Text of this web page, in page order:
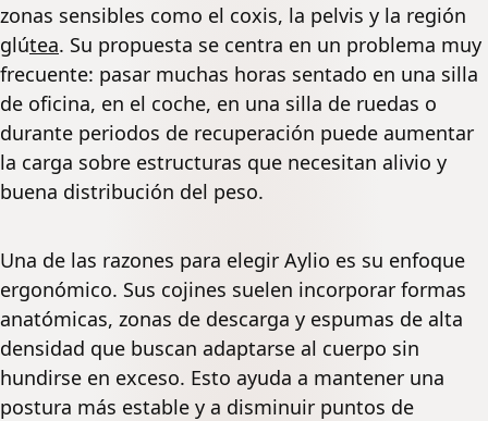
zonas sensibles como el coxis, la pelvis y la región
glútea. Su propuesta se centra en un problema muy
frecuente: pasar muchas horas sentado en una silla
de oficina, en el coche, en una silla de ruedas o
durante periodos de recuperación puede aumentar
la carga sobre estructuras que necesitan alivio y
buena distribución del peso.
Una de las razones para elegir Aylio es su enfoque
ergonómico. Sus cojines suelen incorporar formas
anatómicas, zonas de descarga y espumas de alta
densidad que buscan adaptarse al cuerpo sin
hundirse en exceso. Esto ayuda a mantener una
postura más estable y a disminuir puntos de